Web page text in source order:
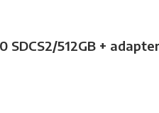
SDCS2/512GB +